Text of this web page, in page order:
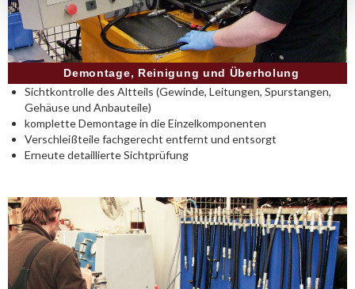
Demontage, Reinigung und Überholung
Sichtkontrolle des Altteils (Gewinde, Leitungen, Spurstangen,
Gehäuse und Anbauteile)
komplette Demontage in die Einzelkomponenten
Verschleißteile fachgerecht entfernt und entsorgt
Erneute detaillierte Sichtprüfung